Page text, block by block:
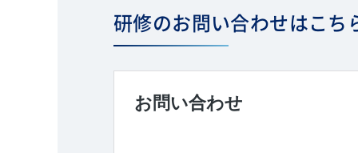
研修のお問い合わせはこ